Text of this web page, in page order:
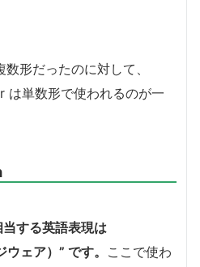
形だったのに対して、
単数形で使われるのが一
する英語表現は
ェア）” です。 ここで使わ